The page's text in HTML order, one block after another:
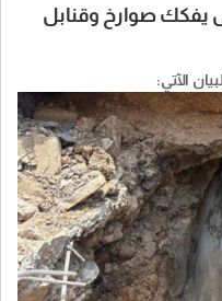
يفكك صوارخ وقنابل
الآتي: